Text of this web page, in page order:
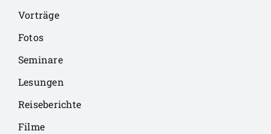
Vorträge
Fotos
Seminare
Lesungen
Reiseberichte
Filme